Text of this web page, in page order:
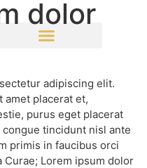
dolor
adipiscing elit.
amet placerat et,
purus eget placerat
tincidunt nisl ante
primis in faucibus orci
Lorem ipsum dolor